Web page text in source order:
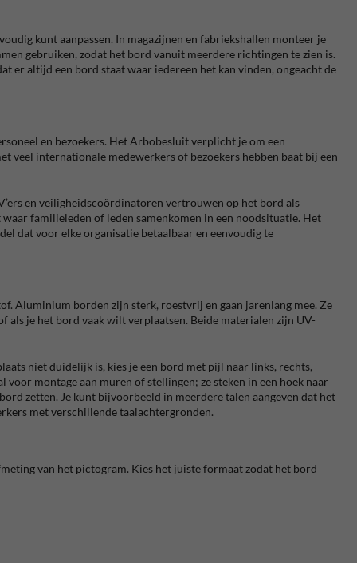
kunt aanpassen. In magazijnen en fabriekshallen monteer je
gebruiken, zodat het bord vanuit meerdere richtingen te zien is.
er altijd een bord staat waar iedereen het kan vinden, ongeacht de
en bezoekers. Het Arbobesluit verplicht je om een
veel internationale medewerkers of bezoekers hebben baat bij een
en veiligheidscoördinatoren vertrouwen op het bord als
familieleden of leden samenkomen in een noodsituatie. Het
dat voor elke organisatie betaalbaar en eenvoudig te
Aluminium borden zijn sterk, roestvrij en gaan jarenlang mee. Ze
je het bord vaak wilt verplaatsen. Beide materialen zijn UV-
niet duidelijk is, kies je een bord met pijl naar links, rechts,
montage aan muren of stellingen; ze steken in een hoek naar
zetten. Je kunt bijvoorbeeld in meerdere talen aangeven dat het
met verschillende taalachtergronden.
van het pictogram. Kies het juiste formaat zodat het bord